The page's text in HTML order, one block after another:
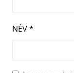
NÉV*